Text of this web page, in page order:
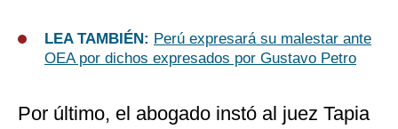
LEA TAMBIÉN: Perú expresará su malestar ante
OEA por dichos expresados por Gustavo Petro
Por último, el abogado instó al juez Tapia